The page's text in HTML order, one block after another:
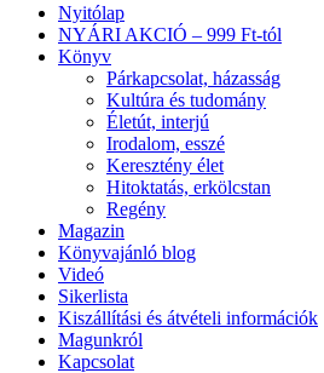
Nyitólap
NYÁRI AKCIÓ – 999 Ft-tól
Könyv
Párkapcsolat, házasság
Kultúra és tudomány
Életút, interjú
Irodalom, esszé
Keresztény élet
Hitoktatás, erkölcstan
Regény
Magazin
Könyvajánló blog
Videó
Sikerlista
Kiszállítási és átvételi információk
Magunkról
Kapcsolat